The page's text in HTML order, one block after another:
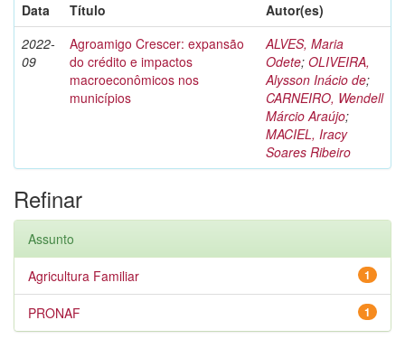
Data
Título
Autor(es)
2022-
09
Agroamigo Crescer: expansão
do crédito e impactos
macroeconômicos nos
municípios
ALVES, Maria
Odete; OLIVEIRA,
Alysson Inácio de;
CARNEIRO, Wendell
Márcio Araújo;
MACIEL, Iracy
Soares Ribeiro
Refinar
Assunto
1
Agricultura Familiar
1
PRONAF